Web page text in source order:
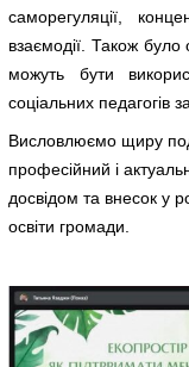
саморегуляції,
взаємодії. Також
можуть бути
соціальних педагогів
Висловлюємо щиру
професійний і
досвідом та внесок у
освіти громади.